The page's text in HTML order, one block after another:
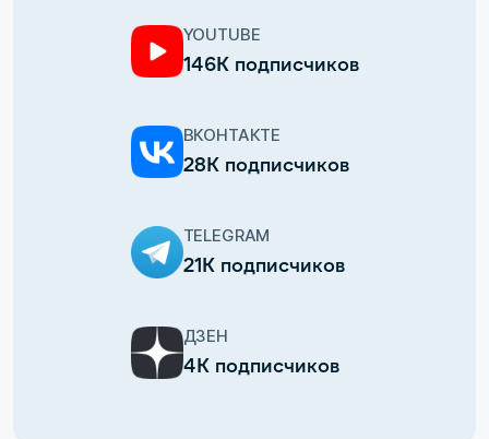
YOUTUBE
146К подписчиков
ВКОНТАКТЕ
28К подписчиков
TELEGRAM
21К подписчиков
ДЗЕН
4К подписчиков